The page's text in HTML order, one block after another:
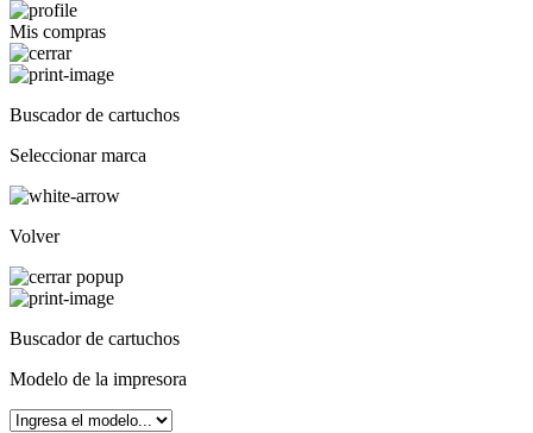
Mis compras
Buscador de cartuchos
Seleccionar marca
Volver
Buscador de cartuchos
Modelo de la impresora